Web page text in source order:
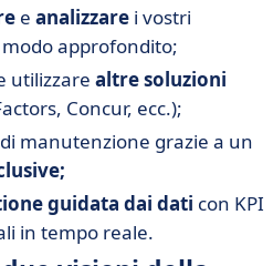
e analizzare i vostri
approfondito;
utilizzare altre soluzioni
Concur, ecc.);
manutenzione grazie a un
guidata dai dati con KPI
in tempo reale.